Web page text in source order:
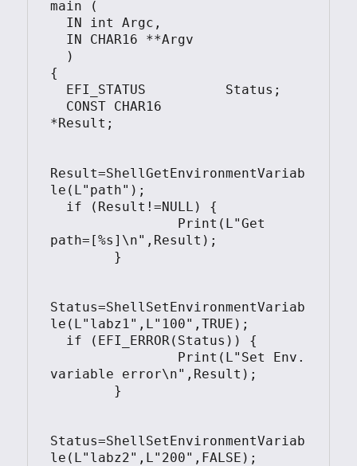
main (
{
*Result;
Result=ShellGetEnvironmentVariab
le(L"path");
path=[%s]\n",Result);
Status=ShellSetEnvironmentVariab
le(L"labz1",L"100",TRUE);
variable error\n",Result);
Status=ShellSetEnvironmentVariab
le(L"labz2",L"200",FALSE);